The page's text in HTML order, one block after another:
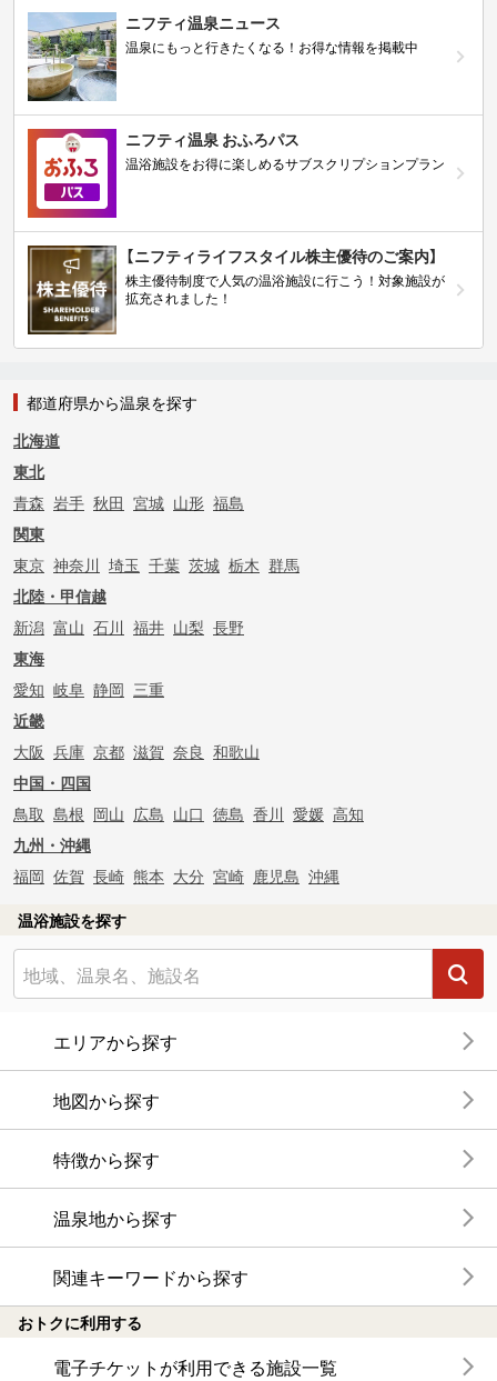
ニフティ温泉ニュース
温泉にもっと行きたくなる！お得な情報を掲載中
ニフティ温泉 おふろパス
温浴施設をお得に楽しめるサブスクリプションプラン
【ニフティライフスタイル株主優待のご案内】
株主優待制度で人気の温浴施設に行こう！対象施設が
拡充されました！
都道府県から温泉を探す
北海道
東北
青森 岩手 秋田 宮城 山形 福島
関東
東京 神奈川 埼玉 千葉 茨城 栃木 群馬
北陸・甲信越
新潟 富山 石川 福井 山梨 長野
東海
愛知 岐阜 静岡 三重
近畿
大阪 兵庫 京都 滋賀 奈良 和歌山
中国・四国
鳥取 島根 岡山 広島 山口 徳島 香川 愛媛 高知
九州・沖縄
福岡 佐賀 長崎 熊本 大分 宮崎 鹿児島 沖縄
温浴施設を探す
エリアから探す
地図から探す
特徴から探す
温泉地から探す
関連キーワードから探す
おトクに利用する
電子チケットが利用できる施設一覧